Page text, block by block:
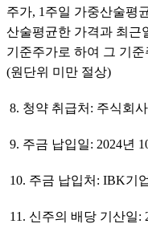
주가, 1주일 가중산술평
산술평균한 가격과 최근
기준주가로 하여 그 기
(원단위 미만 절상)
8. 청약 취급처: 주식회
9. 주금 납입일: 2024년
10. 주금 납입처: IBK기
11. 신주의 배당 기산일: